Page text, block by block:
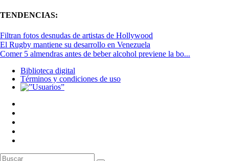
TENDENCIAS:
Filtran fotos desnudas de artistas de Hollywood
El Rugby mantiene su desarrollo en Venezuela
Comer 5 almendras antes de beber alcohol previene la bo...
Biblioteca digital
Términos y condiciones de uso